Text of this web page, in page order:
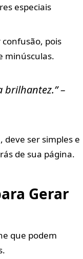
especiais
pois
minúsculas.
brilhantez.” –
deve ser simples e
de sua página.
Gerar
que podem